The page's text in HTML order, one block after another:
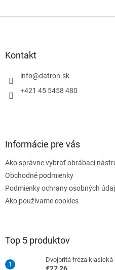
Kontakt
info@datron.sk
+421 45 5458 480
Informácie pre vás
Ako správne vybrať obrábací
Obchodné podmienky
Podmienky ochrany osobných
Ako používame cookies
Top 5 produktov
Dvojbritá fréza klasická